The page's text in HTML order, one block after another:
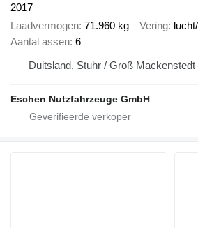
2017
Laadvermogen 71.960 kg Vering
Aantal assen 6
Duitsland, Stuhr / Groß Mackenstedt
Eschen Nutzfahrzeuge GmbH